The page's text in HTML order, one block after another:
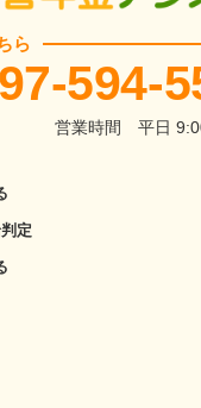
ら
594-
営業時間 平日
定